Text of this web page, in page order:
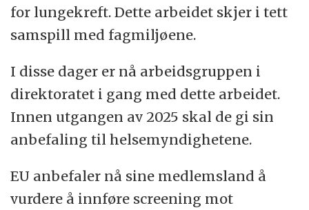
for lungekreft. Dette arbeidet skjer i tett
samspill med fagmiljøene.
I disse dager er nå arbeidsgruppen i
direktoratet i gang med dette arbeidet.
Innen utgangen av 2025 skal de gi sin
anbefaling til helsemyndighetene.
EU anbefaler nå sine medlemsland å
vurdere å innføre screening mot